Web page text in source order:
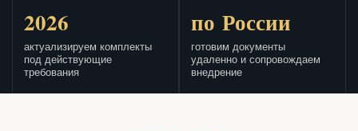
2026
актуализируем комплекты
под действующие
требования
по России
готовим документы
удаленно и сопровождаем
внедрение